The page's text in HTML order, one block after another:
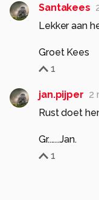
Santakees
Lekker aan
Groet Kees
1
jan.pijper 2
Rust doet
Gr.......Jan.
1